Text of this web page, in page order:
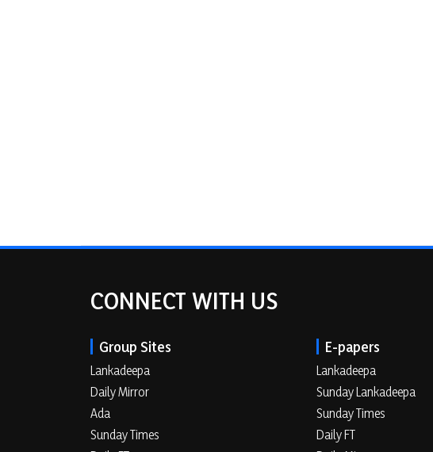
CONNECT WITH US
Group Sites
Lankadeepa
Daily Mirror
Ada
Sunday Times
E-papers
Lankadeepa
Sunday Lankadeepa
Sunday Times
Daily FT